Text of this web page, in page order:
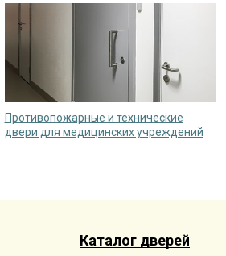
Противопожарные и технические
двери для медицинских учреждений
Каталог дверей